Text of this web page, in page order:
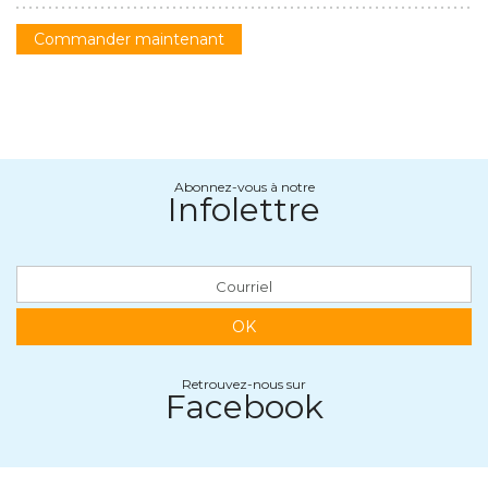
Commander maintenant
Abonnez-vous à notre
Infolettre
OK
Retrouvez-nous sur
Facebook